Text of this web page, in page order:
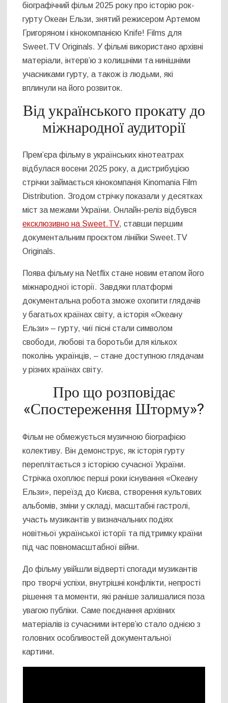
біографічний фільм 2025 року про історію рок-
гурту Океан Ельзи, знятий режисером Артемом
Григоряном і кінокомпанією Knife! Films для
Sweet.TV Originals. У фільмі використано архівні
матеріали, інтерв’ю з колишніми та нинішніми
учасниками гурту, а також із людьми, які
вплинули на його розвиток.
Від українського прокату до
міжнародної аудиторії
Прем’єра фільму в українських кінотеатрах
відбулася восени 2025 року, а дистрибуцією
стрічки займається кінокомпанія Kinomania Film
Distribution. Згодом стрічку показали у десятках
міст за межами України. Онлайн-реліз відбувся
ексклюзивно на Sweet.TV, ставши першим
документальним проєктом лінійки Sweet.TV
Originals.
Поява фільму на Netflix стане новим етапом його
міжнародної історії. Завдяки платформі
документальна робота зможе охопити глядачів
у багатьох країнах світу, а історія «Океану
Ельзи» – гурту, чиї пісні стали символом
свободи, любові та боротьби для кількох
поколінь українців, – стане доступною глядачам
у різних країнах світу.
Про що розповідає
«Спостереження Шторму»?
Фільм не обмежується музичною біографією
колективу. Він демонструє, як історія гурту
переплітається з історією сучасної України.
Стрічка охоплює перші роки існування «Океану
Ельзи», переїзд до Києва, створення культових
альбомів, зміни у складі, масштабні гастролі,
участь музикантів у визначальних подіях
новітньої української історії та підтримку країни
під час повномасштабної війни.
До фільму увійшли відверті спогади музикантів
про творчі успіхи, внутрішні конфлікти, непрості
рішення та моменти, які раніше залишалися поза
увагою публіки. Саме поєднання архівних
матеріалів із сучасними інтерв’ю стало однією з
головних особливостей документальної
картини.